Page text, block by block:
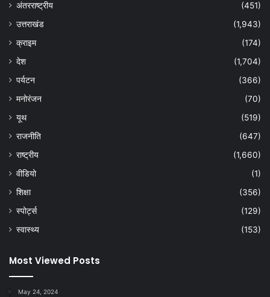
अंतरराष्ट्रीय
(451)
उत्तराखंड
(1,943)
क्राइम
(174)
देश
(1,704)
पर्यटन
(366)
मनोरंजन
(70)
यूथ
(519)
राजनीति
(647)
राष्ट्रीय
(1,660)
वीडियो
(1)
शिक्षा
(356)
स्पोर्ट्स
(129)
स्वास्थ्य
(153)
Most Viewed Posts
May 24, 2024